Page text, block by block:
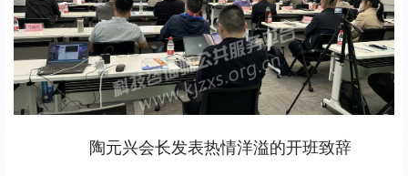
陶元兴会长发表热情洋溢的开班致辞